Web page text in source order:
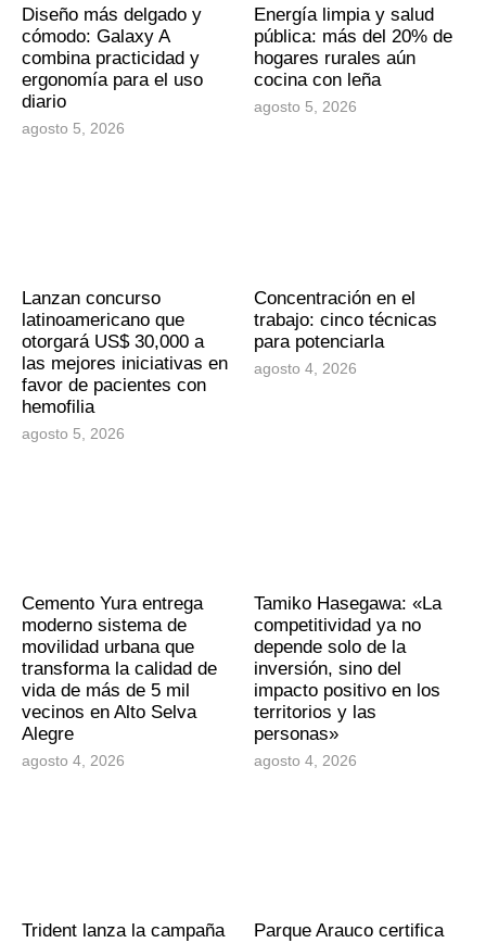
Diseño más delgado y
cómodo: Galaxy A
combina practicidad y
ergonomía para el uso
diario
agosto 5, 2026
Energía limpia y salud
pública: más del 20% de
hogares rurales aún
cocina con leña
agosto 5, 2026
Lanzan concurso
latinoamericano que
otorgará US$ 30,000 a
las mejores iniciativas en
favor de pacientes con
hemofilia
agosto 5, 2026
Concentración en el
trabajo: cinco técnicas
para potenciarla
agosto 4, 2026
Cemento Yura entrega
moderno sistema de
movilidad urbana que
transforma la calidad de
vida de más de 5 mil
vecinos en Alto Selva
Alegre
agosto 4, 2026
Tamiko Hasegawa: «La
competitividad ya no
depende solo de la
inversión, sino del
impacto positivo en los
territorios y las
personas»
agosto 4, 2026
Trident lanza la campaña
Parque Arauco certifica